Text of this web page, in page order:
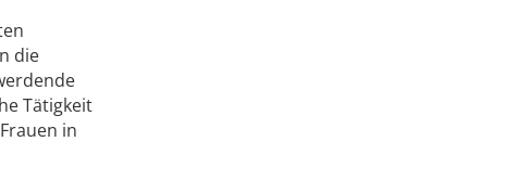
die
Tätigkeit
in